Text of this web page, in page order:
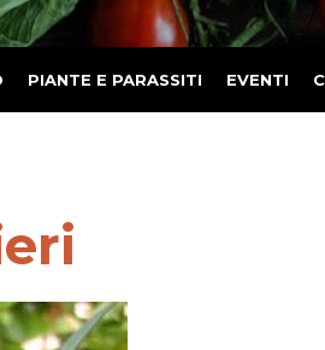
PIANTE E PARASSITI EVENTI